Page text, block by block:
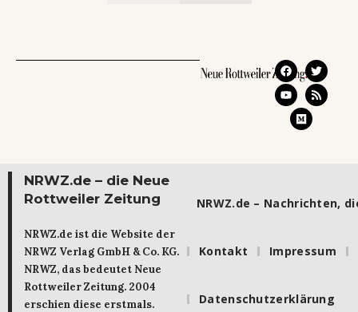
NRWZ.de – die Neue
Rottweiler Zeitung
NRWZ.de ist die Website der
NRWZ Verlag GmbH & Co. KG.
NRWZ, das bedeutet Neue
Rottweiler Zeitung. 2004
erschien diese erstmals.
NRWZ.de – Nachrichten,
Kontakt Impressum
Datenschutzerklärung